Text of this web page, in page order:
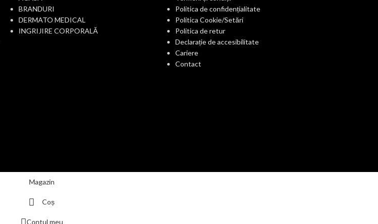
BRANDURI
DERMATO MEDICAL
INGRIJIRE CORPORALĂ
Politica de confidențialitate
Politica Cookie/Setări
Politica de retur
Declarație de accesibilitate
Cariere
Contact
Magazin
Coș
Contul meu